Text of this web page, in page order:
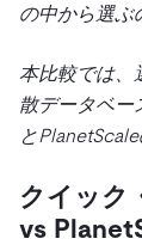
の中から選ぶ
本比較では、
散データベー
と
クイック
vs